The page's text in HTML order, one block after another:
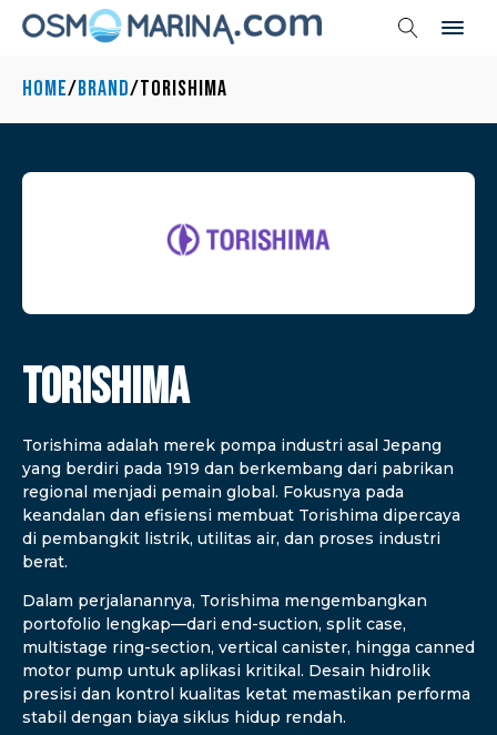
Home/Brand/Torishima
Torishima
Torishima adalah merek pompa industri asal Jepang
yang berdiri pada 1919 dan berkembang dari pabrikan
regional menjadi pemain global. Fokusnya pada
keandalan dan efisiensi membuat Torishima dipercaya
di pembangkit listrik, utilitas air, dan proses industri
berat.
Dalam perjalanannya, Torishima mengembangkan
portofolio lengkap—dari end-suction, split case,
multistage ring-section, vertical canister, hingga canned
motor pump untuk aplikasi kritikal. Desain hidrolik
presisi dan kontrol kualitas ketat memastikan performa
stabil dengan biaya siklus hidup rendah.